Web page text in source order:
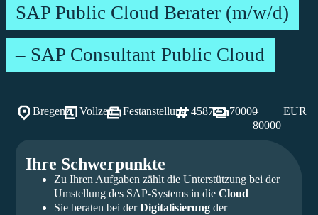
SAP Public Cloud Berater (m/w/d)
– SAP Consultant Public Cloud
Bregenz Vollzeit Festanstellung 45872 70000
–
80000
EUR
Ihre Schwerpunkte
Zu Ihren Aufgaben zählt die Unterstützung bei der
Umstellung des SAP-Systems in die Cloud
Sie beraten bei derDigitalisierung der